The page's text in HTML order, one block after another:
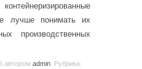
лучше понимать их
производственных
автором admin . Рубрика: